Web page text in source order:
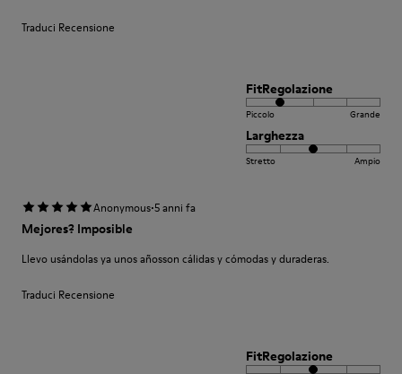
Traduci Recensione
FitRegolazione
Piccolo Grande
Larghezza
Stretto Ampio
Anonymous·5 anni fa
Mejores? Imposible
Llevo usándolas ya unos añosson cálidas y cómodas y duraderas.
Traduci Recensione
FitRegolazione